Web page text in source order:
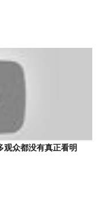
观众都没有真正看明